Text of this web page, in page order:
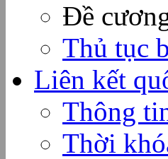
Đề
Thủ tục
Liên kết
Thông
Thời